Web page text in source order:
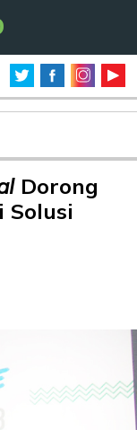
Dorong
Solusi